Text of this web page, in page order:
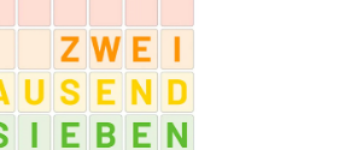
Zum Merkzettel hinzufügen